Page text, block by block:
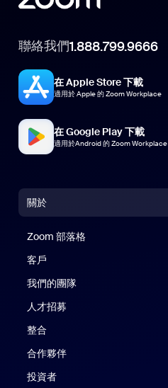
聯絡我們1.888.799.9666
在 Apple Store 下載
適用於 Apple 的 Zoom Workplace
在 Google Play 下載
適用於Android 的 Zoom Workplace
關於
Zoom 部落格
客戶
我們的團隊
人才招募
整合
合作夥伴
投資者